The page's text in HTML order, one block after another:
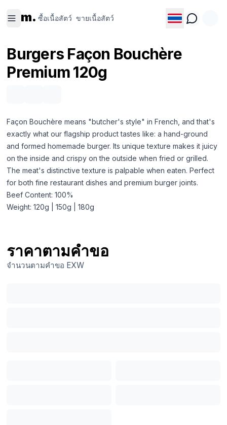
m. ซื้อเนื้อสัตว์ ขายเนื้อสัตว์
สัตว์
สัตว์
Burgers Façon Bouchère
Premium 120g
Façon Bouchère means "butcher's style" in French, and that's
exactly what our flagship product tastes like: a hand-ground
and formed homemade burger. Its unique texture makes it juicy
on the inside and crispy on the outside when fried or grilled.
The meat's distinctive texture is palpable when eaten. Perfect
for both fine restaurant dishes and premium burger joints.
Beef Content: 100%
Weight: 120g | 150g | 180g
ราคาตามคำขอ
จำนวนตามคำขอ EXW